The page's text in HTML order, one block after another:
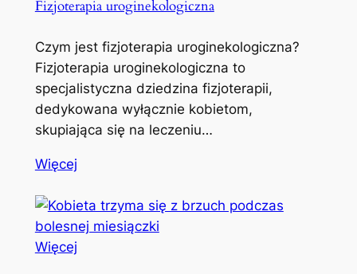
Fizjoterapia uroginekologiczna
Czym jest fizjoterapia uroginekologiczna?
Fizjoterapia uroginekologiczna to
specjalistyczna dziedzina fizjoterapii,
dedykowana wyłącznie kobietom,
skupiająca się na leczeniu…
Więcej
Więcej